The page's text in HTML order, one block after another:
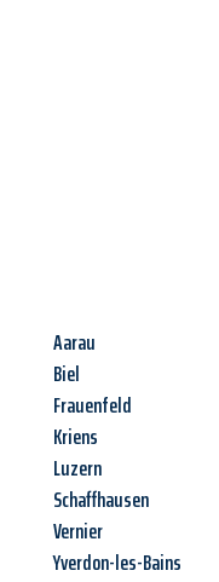
Aarau
Biel
Frauenfeld
Kriens
Luzern
Schaffhausen
Vernier
Yverdon-les-Bains